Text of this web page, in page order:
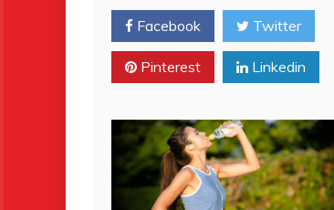
Facebook Twitter
Pinterest Linkedin